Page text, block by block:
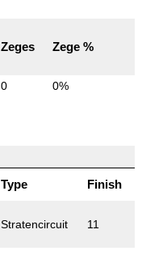
Zeges Zege %
0 0%
Type Finish
Stratencircuit 11